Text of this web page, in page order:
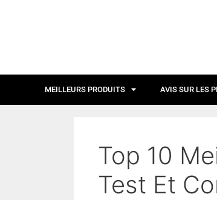
MEILLEURS PRODUITS AVIS SUR LES
Top 10
Test Et